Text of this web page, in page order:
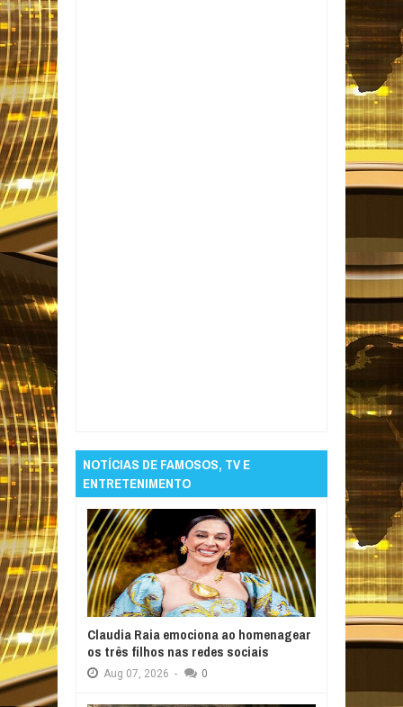
NOTÍCIAS DE FAMOSOS, TV E
ENTRETENIMENTO
Claudia Raia emociona ao homenagear
os três filhos nas redes sociais
Aug 07, 2026 - 0